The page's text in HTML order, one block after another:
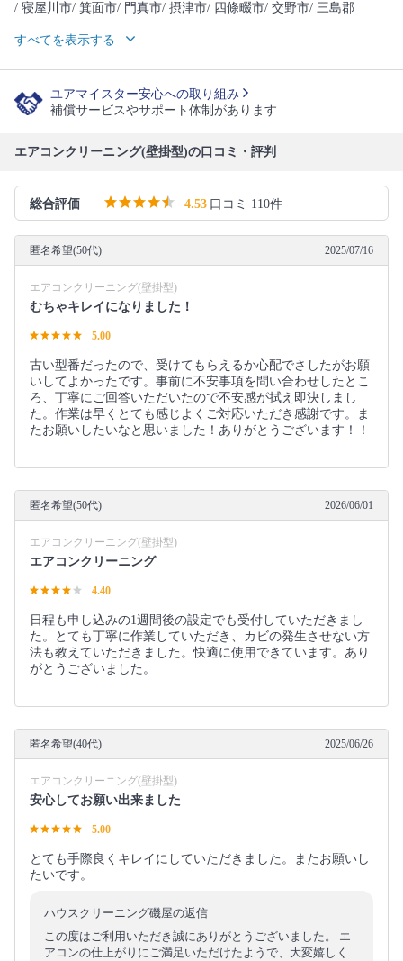
/ 寝屋川市/ 箕面市/ 門真市/ 摂津市/ 四條畷市/ 交野市/ 三島郡
すべてを表示する
ユアマイスター安心への取り組み
補償サービスやサポート体制があります
エアコンクリーニング(壁掛型)の口コミ・評判
総合評価 4.53 口コミ 110件
匿名希望(50代) 2025/07/16
エアコンクリーニング(壁掛型)
むちゃキレイになりました！
5.00
古い型番だったので、受けてもらえるか心配でさしたがお願
いしてよかったです。事前に不安事項を問い合わせしたとこ
ろ、丁寧にご回答いただいたので不安感が拭え即決しまし
た。作業は早くとても感じよくご対応いただき感謝です。ま
たお願いしたいなと思いました！ありがとうございます！！
匿名希望(50代) 2026/06/01
エアコンクリーニング(壁掛型)
エアコンクリーニング
4.40
日程も申し込みの1週間後の設定でも受付していただきまし
た。とても丁寧に作業していただき、カビの発生させない方
法も教えていただきました。快適に使用できています。あり
がとうございました。
匿名希望(40代) 2025/06/26
エアコンクリーニング(壁掛型)
安心してお願い出来ました
5.00
とても手際良くキレイにしていただきました。またお願いし
たいです。
ハウスクリーニング磯屋の返信
この度はご利用いただき誠にありがとうございました。 エ
アコンの仕上がりにご満足いただけたようで、大変嬉しく